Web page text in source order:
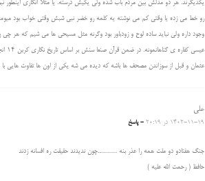
رو خط می زده یا وقتی کم می نوشته یه کلمه رو خضر نبی شبش وقتی خواب بود
وجود داره ولی نباید ساده لوح و زودباور بود وگرنه مثل مسیحی ها می شیم که هر
عثمان و قبل از سوزاندن مصحف ها باشه که دیده می شه یکی از اون ها تفاوت هایی
علی
1402-11-19 در 20:19 - پاسخ
جنگ هفتادو دو ملت همه را عذر بنه …………..چون ندیدند حقیقت ره افسانه زدند
حافظ ( رحمت الله علیه )